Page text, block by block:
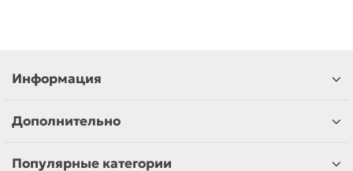
Информация
Дополнительно
Популярные категории